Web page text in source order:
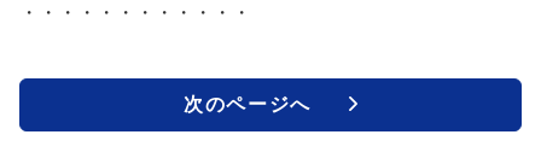
・・・・・・・・・・・・
次のページへ